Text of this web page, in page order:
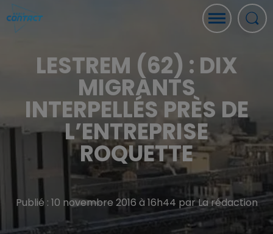
LESTREM (62) : DIX
MIGRANTS
INTERPELLÉS PRÈS DE
L’ENTREPRISE
ROQUETTE
Publié : 10 novembre 2016 à 16h44 par La rédaction